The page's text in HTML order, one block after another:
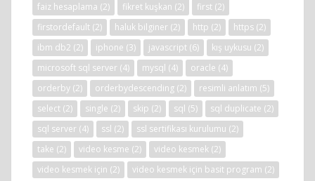
faiz hesaplama (2) fikret kuşkan (2) first (2)
firstordefault (2) haluk bilginer (2) http (2) https (2)
ibm db2 (2) iphone (3) javascript (6) kış uykusu (2)
microsoft sql server (4) mysql (4) oracle (4)
orderby (2) orderbydescending (2) resimli anlatım (5)
select (2) single (2) skip (2) sql (5) sql duplicate (2)
sql server (4) ssl (2) ssl sertifikası kurulumu (2)
take (2) video kesme (2) video kesmek (2)
video kesmek için (2) video kesmek için basit program (2)